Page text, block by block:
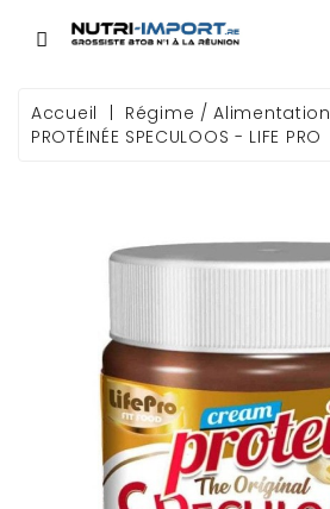
CATÉGORIE
GOODIES
CONDITIONS
COMMERCIALES
PREMIÈRE
COMMANDE
Accueil Régime / Alimentation
PROTÉINÉE SPECULOOS - LIFE PRO